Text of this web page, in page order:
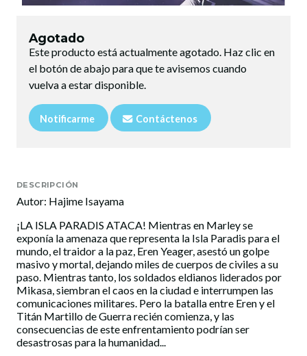
Agotado
Este producto está actualmente agotado. Haz clic en
el botón de abajo para que te avisemos cuando
vuelva a estar disponible.
Notificarme Contáctenos
DESCRIPCIÓN
Autor: Hajime Isayama
¡LA ISLA PARADIS ATACA! Mientras en Marley se
exponía la amenaza que representa la Isla Paradis para el
mundo, el traidor a la paz, Eren Yeager, asestó un golpe
masivo y mortal, dejando miles de cuerpos de civiles a su
paso. Mientras tanto, los soldados eldianos liderados por
Mikasa, siembran el caos en la ciudad e interrumpen las
comunicaciones militares. Pero la batalla entre Eren y el
Titán Martillo de Guerra recién comienza, y las
consecuencias de este enfrentamiento podrían ser
desastrosas para la humanidad...